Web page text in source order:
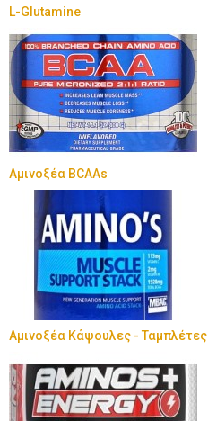
L-Glutamine
Αμινοξέα BCAAs
Αμινοξέα Κάψουλες - Ταμπλέτες